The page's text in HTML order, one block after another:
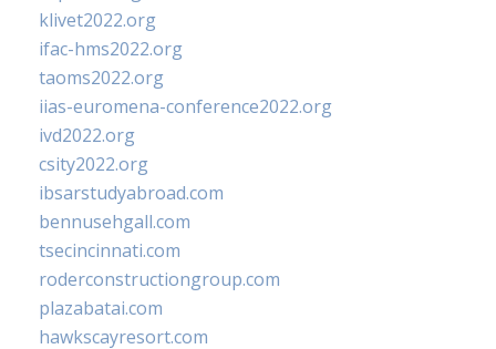
klivet2022.org
ifac-hms2022.org
taoms2022.org
iias-euromena-conference2022.org
ivd2022.org
csity2022.org
ibsarstudyabroad.com
bennusehgall.com
tsecincinnati.com
roderconstructiongroup.com
plazabatai.com
hawkscayresort.com